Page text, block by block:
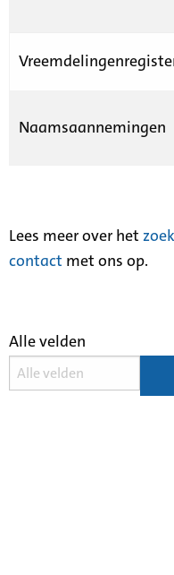
Naamsaannemingen
Lees meer over het
contact met ons op.
Alle velden